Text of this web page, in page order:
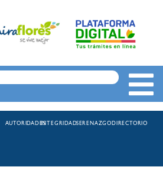
AUTORIDADESINTEGRIDADSERENAZGODIRECTORIO